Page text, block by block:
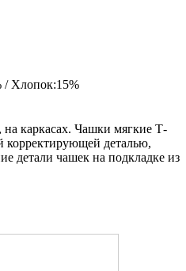
/ Хлопок:15%
на каркасах. Чашки мягкие Т-
корректирующей деталью,
детали чашек на подкладке из